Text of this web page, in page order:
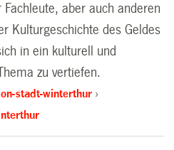
aber auch anderen
Kulturgeschichte des Geldes
in ein kulturell und
zu vertiefen.
stadt-winterthur